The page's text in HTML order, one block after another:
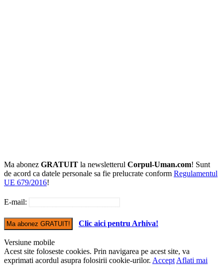
Ma abonez GRATUIT la newsletterul Corpul-Uman.com! Sunt
de acord ca datele personale sa fie prelucrate conform Regulamentul
UE 679/2016!
E-mail:
Clic aici pentru Arhiva!
Versiune mobile
Acest site foloseste cookies. Prin navigarea pe acest site, va
exprimati acordul asupra folosirii cookie-urilor. Accept Aflati mai